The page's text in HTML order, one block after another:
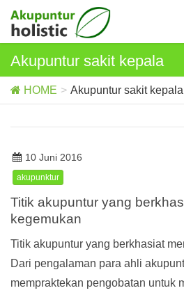
Akupuntur sakit kepala
HOME Akupuntur sakit kepala
10 Juni 2016
akupunktur
Titik akupuntur yang
kegemukan
Titik akupuntur yang berkhasiat
Dari pengalaman para ahli
mempraktekan pengobatan untuk